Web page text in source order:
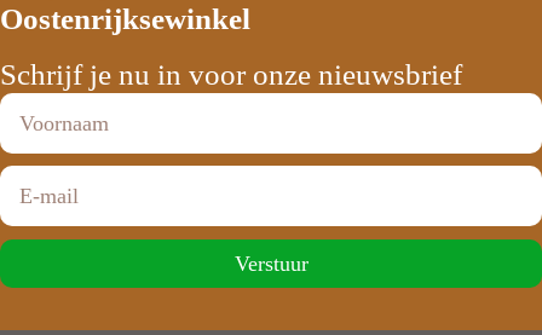
Oostenrijksewinkel
Schrijf je nu in voor onze nieuwsbrief
Verstuur